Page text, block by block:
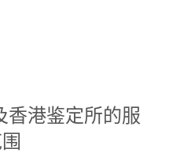
香港鉴定所的服